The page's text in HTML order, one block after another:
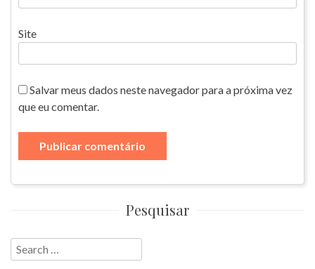
Site
Salvar meus dados neste navegador para a próxima vez
que eu comentar.
Pesquisar
Search
for: